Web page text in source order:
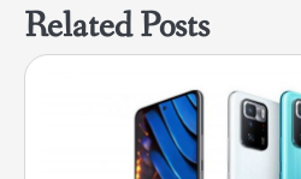
Related Posts